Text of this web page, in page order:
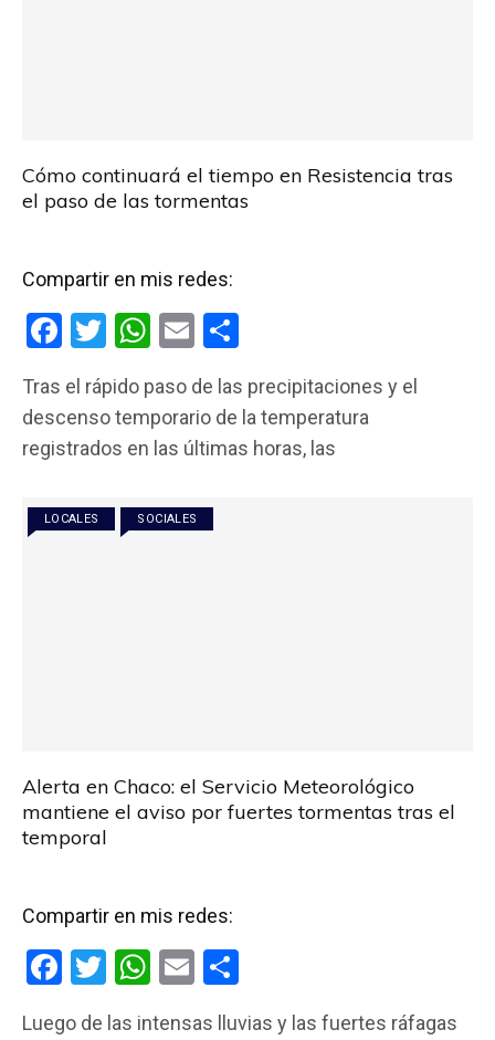
Cómo continuará el tiempo en Resistencia tras
el paso de las tormentas
Compartir en mis redes:
F
ce
b
o
k
T
tt
er
W
at
s
p
p
E
ail m
p
Tras el rápido paso de las precipitaciones y el
descenso temporario de la temperatura
registrados en las últimas horas, las
LOCALES SOCIALES
Alerta en Chaco: el Servicio Meteorológico
mantiene el aviso por fuertes tormentas tras el
temporal
Compartir en mis redes:
F
T
W E
Luego de las intensas lluvias y las fuertes ráfagas